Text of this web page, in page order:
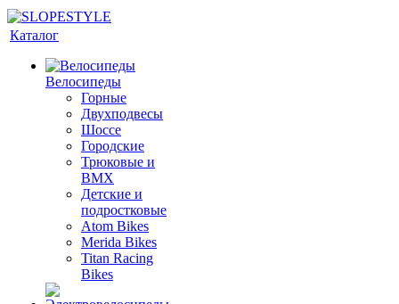
Каталог
Велосипеды
Горные
Двухподвесы
Шоссе
Городские
Трюковые и
BMX
Детские и
подростковые
Atom Bikes
Merida Bikes
Titan Racing
Bikes